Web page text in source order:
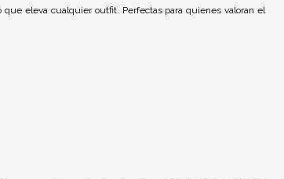
que eleva cualquier outfit. Perfectas para quienes valoran el